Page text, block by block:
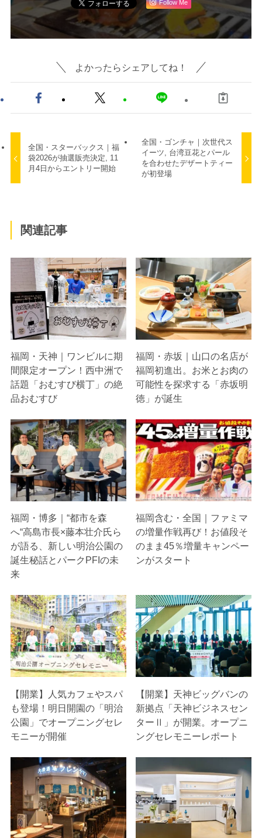
Follow Me
よかったらシェアしてね！
全国・スターバックス｜福
袋2026が抽選販売決定, 11
月4日からエントリー開始
全国・ゴンチャ｜次世代ス
イーツ, 台湾豆花とパール
を合わせたデザートティー
が初登場
関連記事
福岡・天神｜ワンビルに期
間限定オープン！西中洲で
話題「おむすび横丁」の絶
品おむすび
福岡・赤坂｜山口の名店が
福岡初進出。お米とお肉の
可能性を探求する「赤坂明
徳」が誕生
福岡・博多｜“都市を森
へ“高島市長×藤本壮介氏ら
が語る、新しい明治公園の
誕生秘話とパークPFIの未
来
福岡含む・全国｜ファミマ
の増量作戦再び！お値段そ
のまま45％増量キャンペー
ンがスタート
【開業】人気カフェやスパ
も登場！明日開園の「明治
公園」でオープニングセレ
モニーが開催
【開業】天神ビッグバンの
新拠点「天神ビジネスセン
ターⅡ」が開業。オープニ
ングセレモニーレポート